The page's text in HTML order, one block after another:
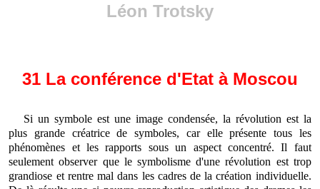
Léon Trotsky
31 La conférence d'Etat à Moscou
Si un symbole est une image condensée, la révolution est la
plus grande créatrice de symboles, car elle présente tous les
phénomènes et les rapports sous un aspect concentré. Il faut
seulement observer que le symbolisme d'une révolution est trop
grandiose et rentre mal dans les cadres de la création individuelle.